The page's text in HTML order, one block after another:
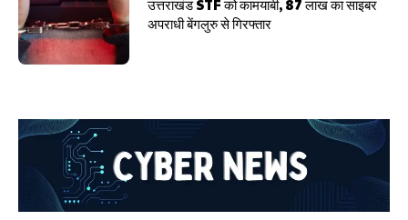
उत्तराखंड STF को कामयाबी, 87 लाख का साइबर
अपराधी बेंगलुरु से गिरफ्तार